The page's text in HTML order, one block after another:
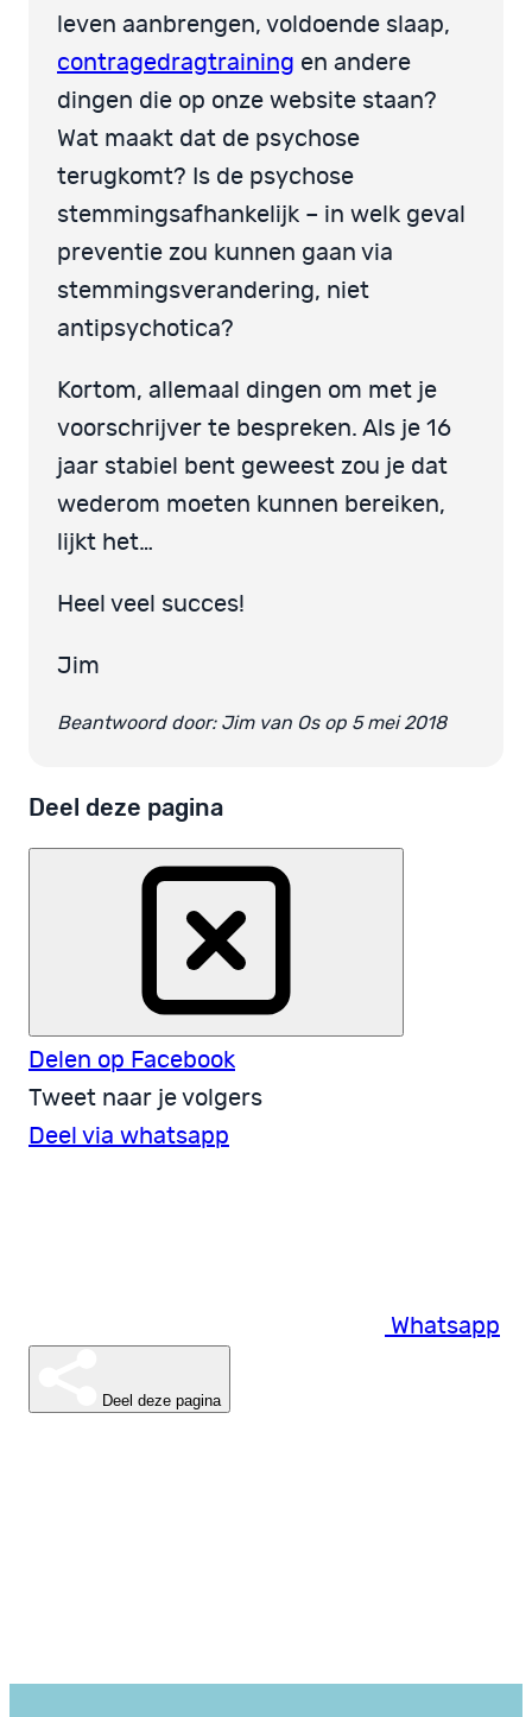
leven aanbrengen, voldoende slaap,
contragedragtraining en andere
dingen die op onze website staan?
Wat maakt dat de psychose
terugkomt? Is de psychose
stemmingsafhankelijk – in welk geval
preventie zou kunnen gaan via
stemmingsverandering, niet
antipsychotica?
Kortom, allemaal dingen om met je
voorschrijver te bespreken. Als je 16
jaar stabiel bent geweest zou je dat
wederom moeten kunnen bereiken,
lijkt het…
Heel veel succes!
Jim
Beantwoord door: Jim van Os op 5 mei 2018
Deel deze pagina
Delen op Facebook
Tweet naar je volgers
Deel via whatsapp
Whatsapp
Deel deze pagina